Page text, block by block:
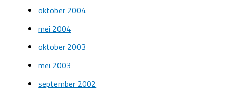
oktober 2004
mei 2004
oktober 2003
mei 2003
september 2002